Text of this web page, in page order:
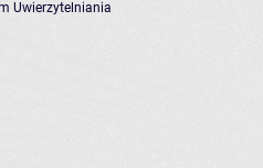
Uwierzytelniania